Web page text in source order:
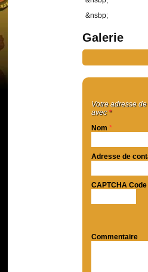
&nsbp;
Galerie
Votre adresse
avec*
Nom *
Adresse de
CAPTCHA Code
Commentaire